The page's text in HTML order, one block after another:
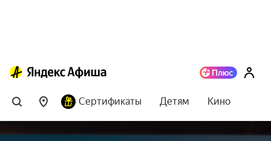
Сертификаты Детям Кино